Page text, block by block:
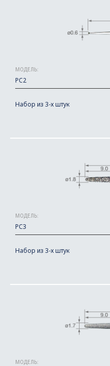
МОДЕЛЬ:
PC2
Набор из 3-х штук
МОДЕЛЬ:
PC3
Набор из 3-х штук
МОДЕЛЬ: